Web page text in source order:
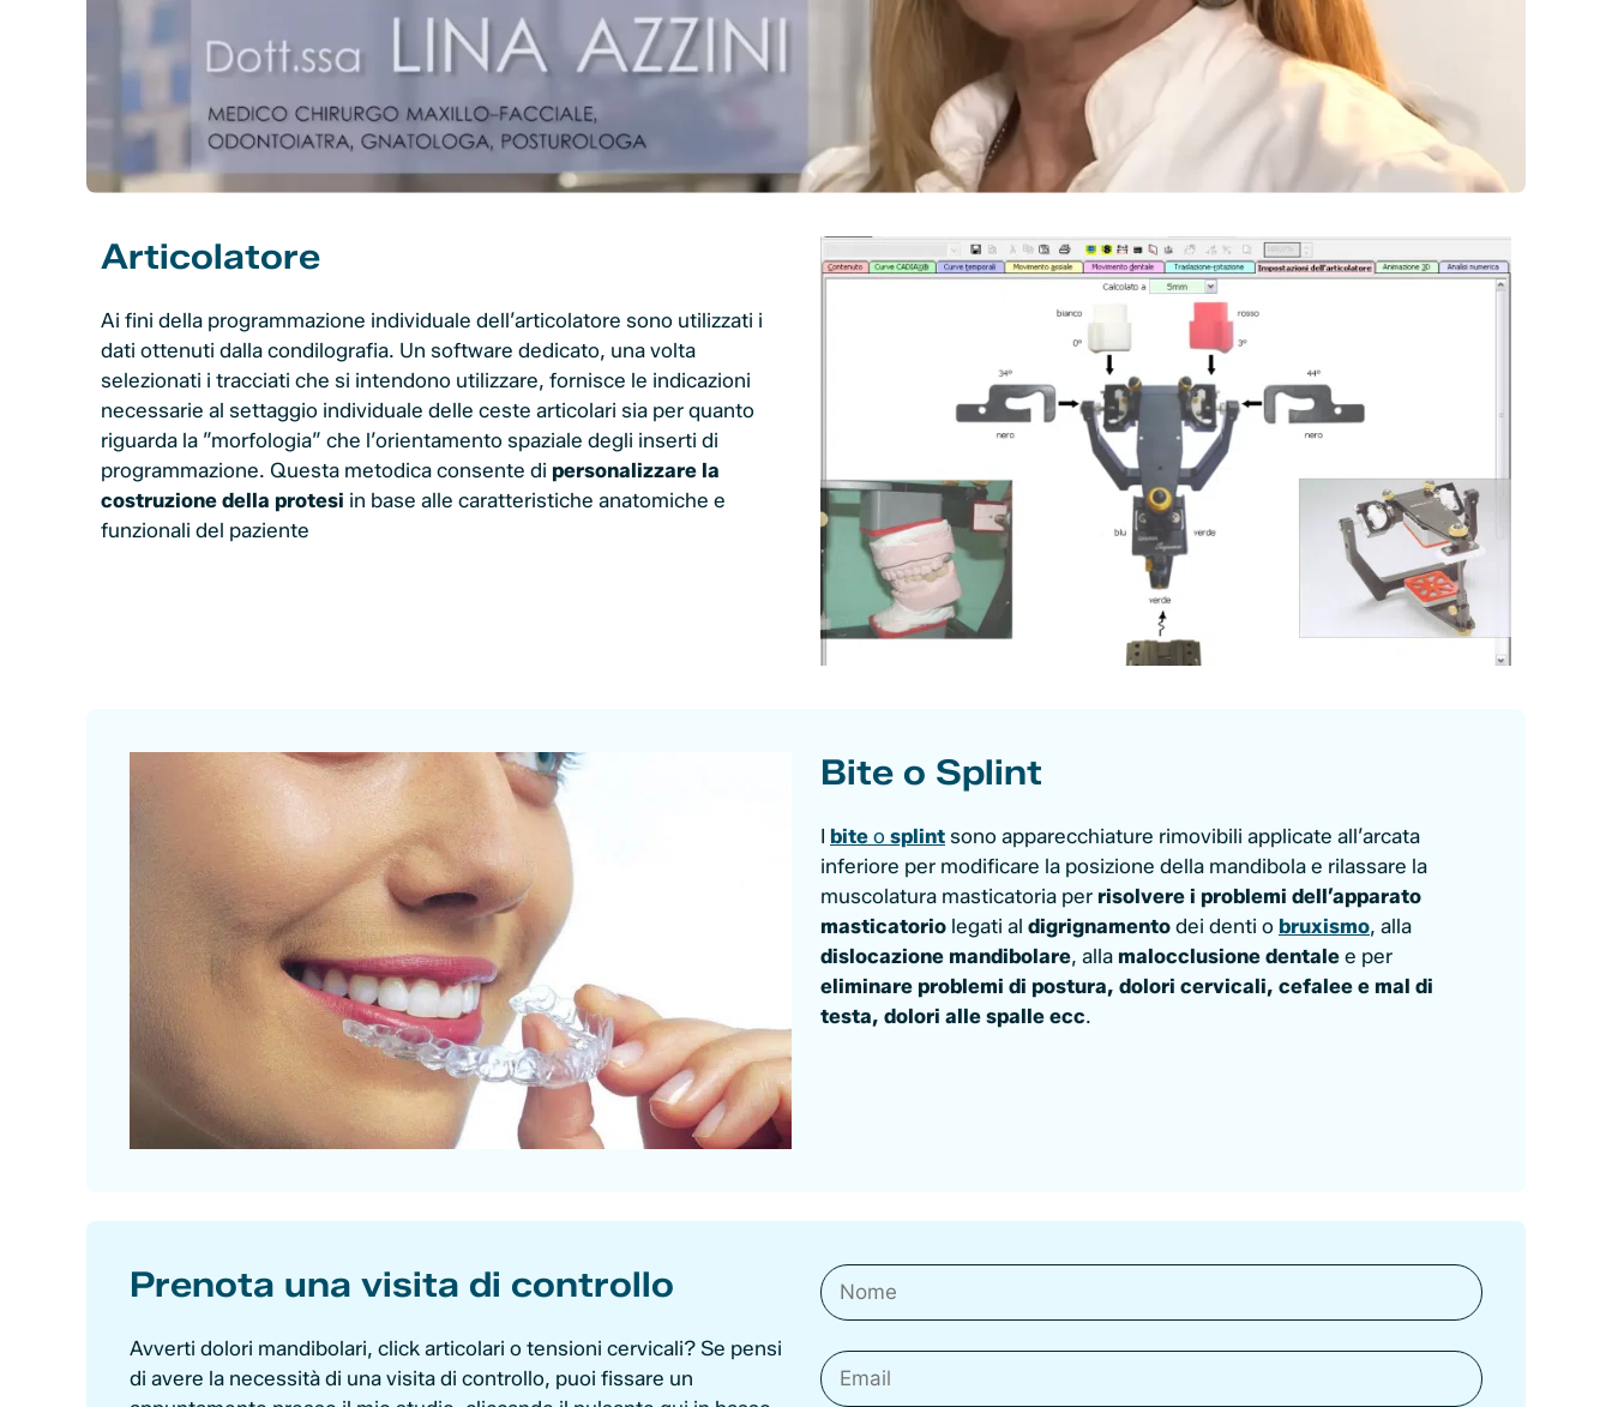
Articolatore
Ai fini della programmazione individuale dell’articolatore sono utilizzati i
dati ottenuti dalla condilografia. Un software dedicato, una volta
selezionati i tracciati che si intendono utilizzare, fornisce le indicazioni
necessarie al settaggio individuale delle ceste articolari sia per quanto
riguarda la ”morfologia” che l’orientamento spaziale degli inserti di
programmazione. Questa metodica consente di personalizzare la
costruzione della protesi in base alle caratteristiche anatomiche e
funzionali del paziente
Bite o Splint
I bite o splint sono apparecchiature rimovibili applicate all’arcata
inferiore per modificare la posizione della mandibola e rilassare la
muscolatura masticatoria per risolvere i problemi dell’apparato
masticatorio legati al digrignamento dei denti o bruxismo, alla
dislocazione mandibolare, alla malocclusione dentale e per
eliminare problemi di postura, dolori cervicali, cefalee e mal di
testa, dolori alle spalle ecc.
Prenota una visita di controllo
Avverti dolori mandibolari, click articolari o tensioni cervicali? Se pensi
di avere la necessità di una visita di controllo, puoi fissare un